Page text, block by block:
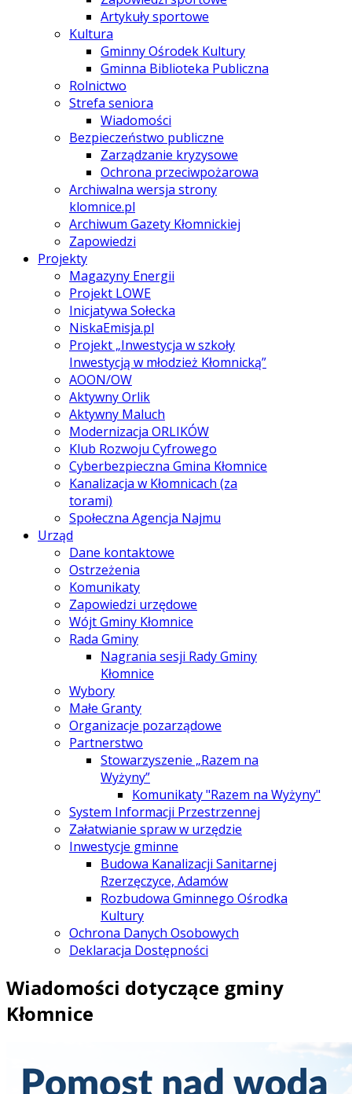
Artykuły sportowe
Kultura
Gminny Ośrodek Kultury
Gminna Biblioteka Publiczna
Rolnictwo
Strefa seniora
Wiadomości
Bezpieczeństwo publiczne
Zarządzanie kryzysowe
Ochrona przeciwpożarowa
Archiwalna wersja strony
klomnice.pl
Archiwum Gazety Kłomnickiej
Zapowiedzi
Projekty
Magazyny Energii
Projekt LOWE
Inicjatywa Sołecka
NiskaEmisja.pl
Projekt „Inwestycja w szkoły
Inwestycją w młodzież Kłomnicką”
AOON/OW
Aktywny Orlik
Aktywny Maluch
Modernizacja ORLIKÓW
Klub Rozwoju Cyfrowego
Cyberbezpieczna Gmina Kłomnice
Kanalizacja w Kłomnicach (za
torami)
Społeczna Agencja Najmu
Urząd
Dane kontaktowe
Ostrzeżenia
Komunikaty
Zapowiedzi urzędowe
Wójt Gminy Kłomnice
Rada Gminy
Nagrania sesji Rady Gminy
Kłomnice
Wybory
Małe Granty
Organizacje pozarządowe
Partnerstwo
Stowarzyszenie „Razem na
Wyżyny”
Komunikaty "Razem na Wyżyny"
System Informacji Przestrzennej
Załatwianie spraw w urzędzie
Inwestycje gminne
Budowa Kanalizacji Sanitarnej
Rzerzęczyce, Adamów
Rozbudowa Gminnego Ośrodka
Kultury
Ochrona Danych Osobowych
Deklaracja Dostępności
Wiadomości dotyczące gminy
Kłomnice